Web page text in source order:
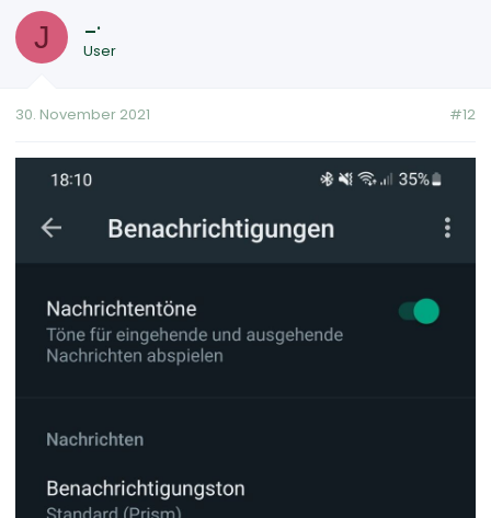
J _.
User
30. November 2021 #12